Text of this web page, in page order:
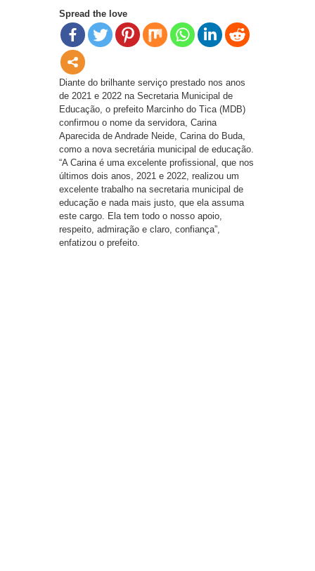
Spread the love
Diante do brilhante serviço prestado nos anos
de 2021 e 2022 na Secretaria Municipal de
Educação, o prefeito Marcinho do Tica (MDB)
confirmou o nome da servidora, Carina
Aparecida de Andrade Neide, Carina do Buda,
como a nova secretária municipal de educação.
“A Carina é uma excelente profissional, que nos
últimos dois anos, 2021 e 2022, realizou um
excelente trabalho na secretaria municipal de
educação e nada mais justo, que ela assuma
este cargo. Ela tem todo o nosso apoio,
respeito, admiração e claro, confiança”,
enfatizou o prefeito.